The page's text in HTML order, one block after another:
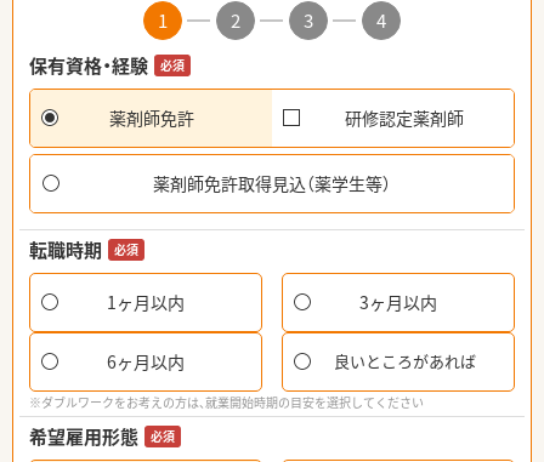
1 2 3
4
保有資格・経験
必須
薬剤師免許 研修認定薬剤師
薬剤師免許取得見込（薬学生等）
転職時期 必須
1ヶ月以内 3ヶ月以内
6ヶ月以内 良いところがあれば
※ダブルワークをお考えの方は、就業開始時期の目安を選択してください
希望雇用形態 必須